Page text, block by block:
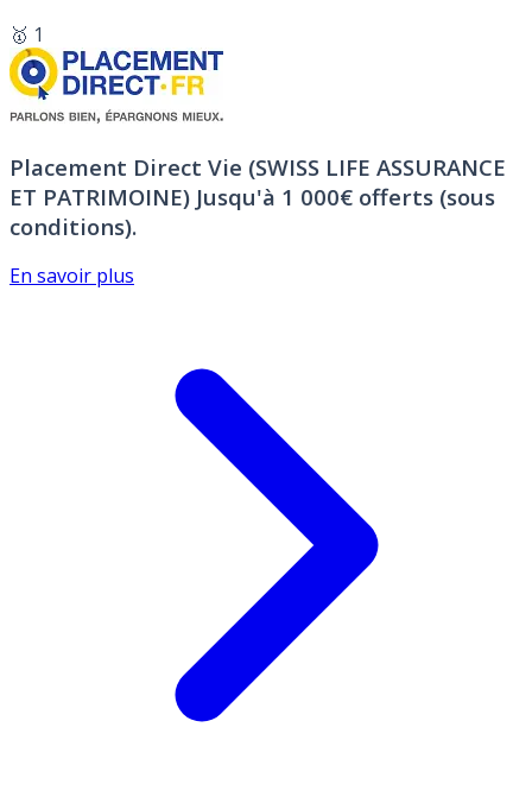
🥇 1
Placement Direct Vie (SWISS LIFE ASSURANCE
ET PATRIMOINE) Jusqu'à 1 000€ offerts (sous
conditions).
En savoir plus